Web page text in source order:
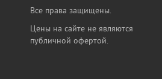
Все права защищены.
Цены на сайте не являются
публичной офертой.